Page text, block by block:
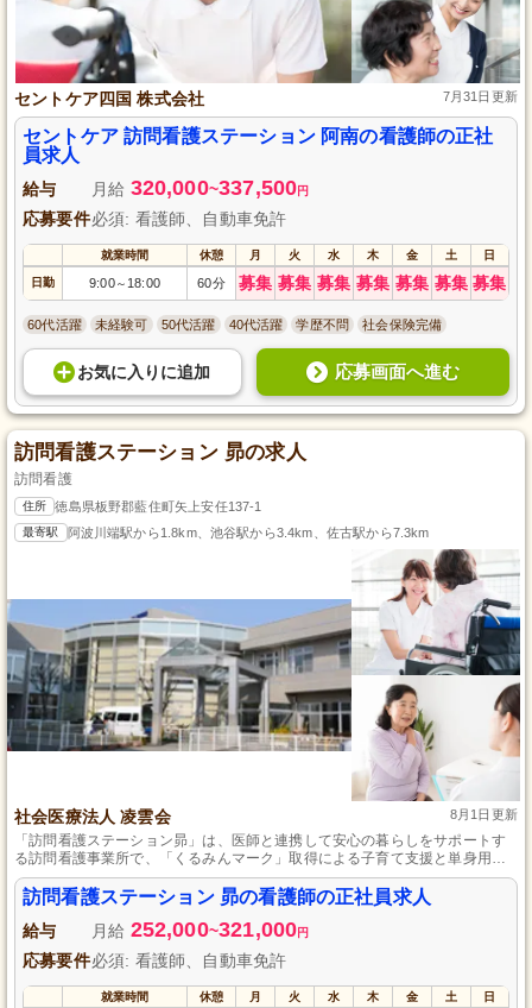
セントケア四国 株式会社 7月31日更新
セントケア 訪問看護ステーション 阿南の看護師の正社
員求人
給与 月給 320,000~337,500円
応募要件必須: 看護師、自動車免許
就業時間 休憩 月 火 水 木 金 土 日
日勤 9:00～ 18:00 60分 募集 募集 募集 募集 募集 募集 募集
60代活躍 未経験可 50代活躍 40代活躍 学歴不問 社会保険完備
お気に入り に追加 応募画面へ進む
訪問看護ステーション 昴の求人
訪問看護
住所 徳島県板野郡藍住町矢上安任137-1
最寄駅 阿波川端駅から1.8km、池谷駅から3.4km、佐古駅から7.3km
社会医療法人 凌雲会 8月1日更新
「訪問看護ステーション昴」は、医師と連携して安心の暮らしをサポートす
る訪問看護事業所で、「くるみんマーク」取得による子育て支援と単身用住
宅が特徴です。
訪問看護ステーション 昴の看護師の正社員求人
給与 月給 252,000~321,000円
応募要件必須: 看護師、自動車免許
就業時間 休憩 月 火 水 木 金 土 日